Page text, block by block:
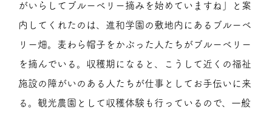
がいらしてブルーベリー摘みを始めていますね」と案
内してくれたのは、進和学園の敷地内にあるブルーベ
リー畑。麦わら帽子をかぶった人たちがブルーベリー
を摘んでいる。収穫期になると、こうして近くの福祉
施設の障がいのある人たちが仕事としてお手伝いに来
る。観光農園として収穫体験も行っているので、一般